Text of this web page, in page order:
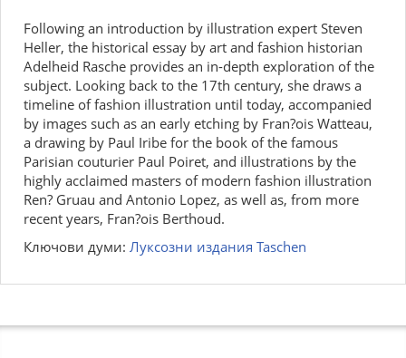
Following an introduction by illustration expert Steven
Heller, the historical essay by art and fashion historian
Adelheid Rasche provides an in-depth exploration of the
subject. Looking back to the 17th century, she draws a
timeline of fashion illustration until today, accompanied
by images such as an early etching by Fran?ois Watteau,
a drawing by Paul Iribe for the book of the famous
Parisian couturier Paul Poiret, and illustrations by the
highly acclaimed masters of modern fashion illustration
Ren? Gruau and Antonio Lopez, as well as, from more
recent years, Fran?ois Berthoud.
Ключови думи: Луксозни издания Taschen